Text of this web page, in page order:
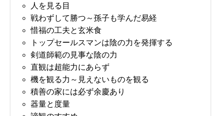
人を見る目
戦わずして勝つ～孫子も学んだ易経
惜福の工夫と玄米食
トップセールスマンは陰の力を発揮する
剣道師範の見事な陰の力
直観は超能力にあらず
機を観る力～見えないものを観る
積善の家には必ず余慶あり
器量と度量